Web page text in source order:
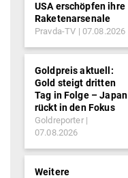
USA erschöpfen ihre
Raketenarsenale
Pravda-TV 07.08.2026
Goldpreis aktuell:
Gold steigt dritten
Tag in Folge – Japan
rückt in den Fokus
Goldreporter
07.08.2026
Weitere